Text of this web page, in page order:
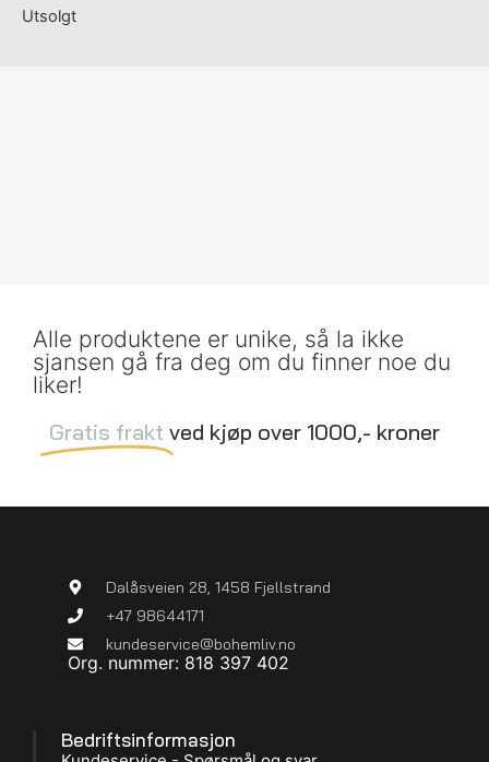
Utsolgt
Alle produktene er unike, så la ikke
sjansen gå fra deg om du finner noe du
liker!
Gratis frakt ved kjøp over 1000,- kroner
Dalåsveien 28, 1458 Fjellstrand
+47 98644171
kundeservice@bohemliv.no
Org. nummer: 818 397 402
Bedriftsinformasjon